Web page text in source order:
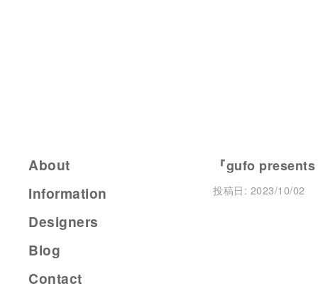
『gufo
投稿日: 2023/10/02
About
Information
Designers
Blog
Contact